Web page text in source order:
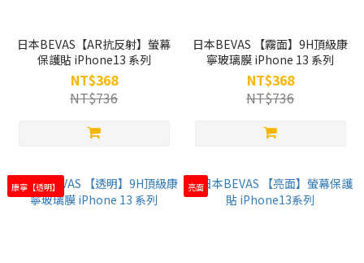
日本BEVAS【AR抗反射】螢幕
保護貼 iPhone13 系列
NT$368
NT$736
日本BEVAS 【霧面】9H頂級康
寧玻璃膜 iPhone 13 系列
NT$368
NT$736
康寧【透明】 亮面